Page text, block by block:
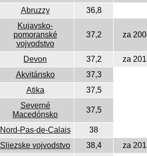
Abruzzy 36,8
Kujavsko-
pomoranské
vojvodstvo
37,2 za
Devon 37,2
za
Akvitánsko
37,3
Atika 37,5
Severné
Macedónsko
37,5
Nord-Pas-de-Calais
38
Sliezske vojvodstvo 38,4 za